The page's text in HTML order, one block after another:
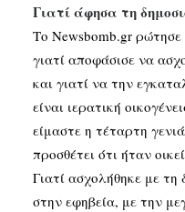
Γιατί άφησα τη
Το Newsbomb.gr
γιατί αποφάσισε να
και γιατί να την
είναι ιερατική
είμαστε η τέταρτη
προσθέτει ότι ήταν
Γιατί ασχολήθηκε με
στην εφηβεία, με την